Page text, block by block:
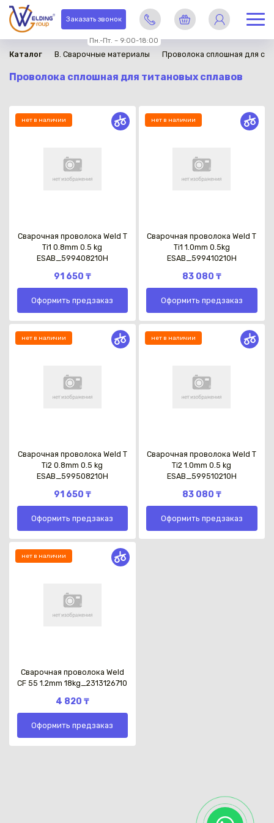
Заказать звонок
Пн.-Пт. – 9:00-18:00
Каталог B. Сварочные материалы Проволока сплошная для
Проволока сплошная для титановых сплавов
нет в наличии
Сварочная проволока Weld T
Ti1 0.8mm 0.5 kg
ESAB_599408210H
91 650 ₸
Оформить предзаказ
нет в наличии
Сварочная проволока Weld T
Ti1 1.0mm 0.5kg
ESAB_599410210H
83 080 ₸
Оформить предзаказ
нет в наличии
Сварочная проволока Weld T
Ti2 0.8mm 0.5 kg
ESAB_599508210H
91 650 ₸
Оформить предзаказ
нет в наличии
Сварочная проволока Weld T
Ti2 1.0mm 0.5 kg
ESAB_599510210H
83 080 ₸
Оформить предзаказ
нет в наличии
Сварочная проволока Weld
CF 55 1.2mm 18kg_2313126710
4 820 ₸
Оформить предзаказ